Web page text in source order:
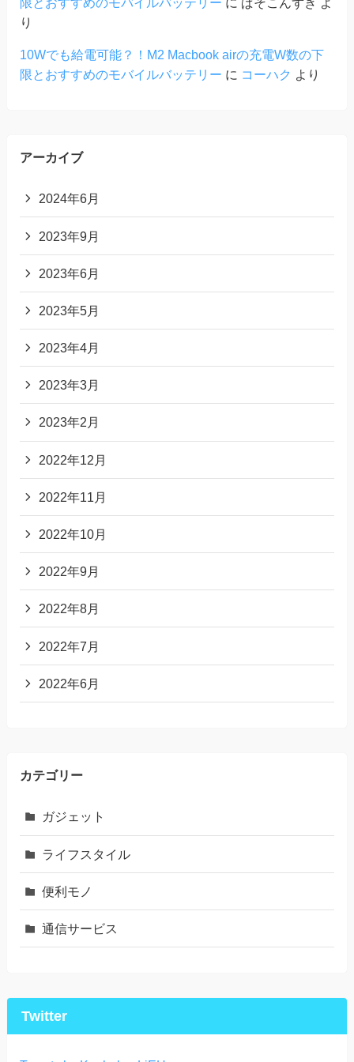
り
10Wでも給電可能？！M2 Macbook airの充電W数の下
限とおすすめのモバイルバッテリー に コーハク より
アーカイブ
2024年6月
2023年9月
2023年6月
2023年5月
2023年4月
2023年3月
2023年2月
2022年12月
2022年11月
2022年10月
2022年9月
2022年8月
2022年7月
2022年6月
カテゴリー
ガジェット
ライフスタイル
便利モノ
通信サービス
Twitter